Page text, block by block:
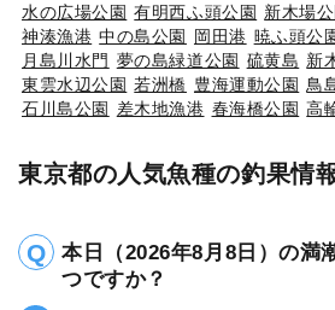
水の広場公園 有明西ふ頭公園 新木場
神湊漁港 中の島公園 岡田港 暁ふ頭公
月島川水門 夢の島緑道公園 硫黄島 新
東雲水辺公園 若洲橋 豊海運動公園 鳥
石川島公園 差木地漁港 春海橋公園 高
東京都の人気魚種の釣果情
本日（2026年8月8日）の満
つですか？